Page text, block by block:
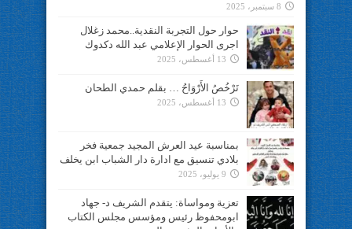
8 سبتمبر، 2025
حوار حول التجربة النقدية..محمد زغلال
اجرى الحوار الإعلامي عبد الله دكدوك
13 أغسطس، 2025
تَرْخُصُ الأَرْوَاحُ … بقلم حمدي الطحان
13 أغسطس، 2025
بمناسبة عيد العرش المجيد جمعية فخر
بلادي تنسيق مع ادارة دار الشباب ابن يخلف
9 يوليو، 2025
تعزية ومواساة: يتقدم الشريف د- جهاد
ابومحفوظ رئيس ومؤسس مجلس الكتاب